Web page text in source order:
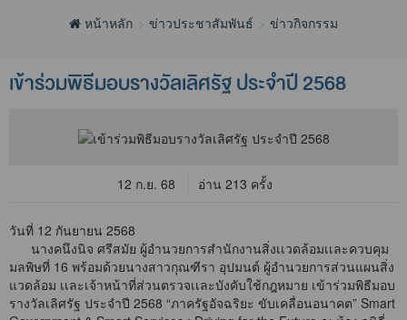
หน้าหลัก ข่าวประชาสัมพันธ์ ข่าวกิจกรรม
เข้าร่วมพิธีมอบรางวัลเลิศรัฐ ประจำปี 2568
12 ก.ย. 68 อ่าน 213 ครั้ง
วันที่ 12 กันยายน 2568
นางคนึงนิจ ศรีสมัย ผู้อำนวยการสำนักงานสิ่งเเวดล้อมเเละควบคุม
มลพิษที่ 16 พร้อมด้วยนางสาวกุณฑีรา อุปมนต์ ผู้อำนวยการส่วนแผนสิ่ง
แวดล้อม เเละเจ้าหน้าที่ส่วนตรวจเเละบังคับใช้กฎหมาย เข้าร่วมพิธีมอบ
รางวัลเลิศรัฐ ประจำปี 2568 “ภาครัฐอัจฉริยะ ขับเคลื่อนอนาคต” Smart